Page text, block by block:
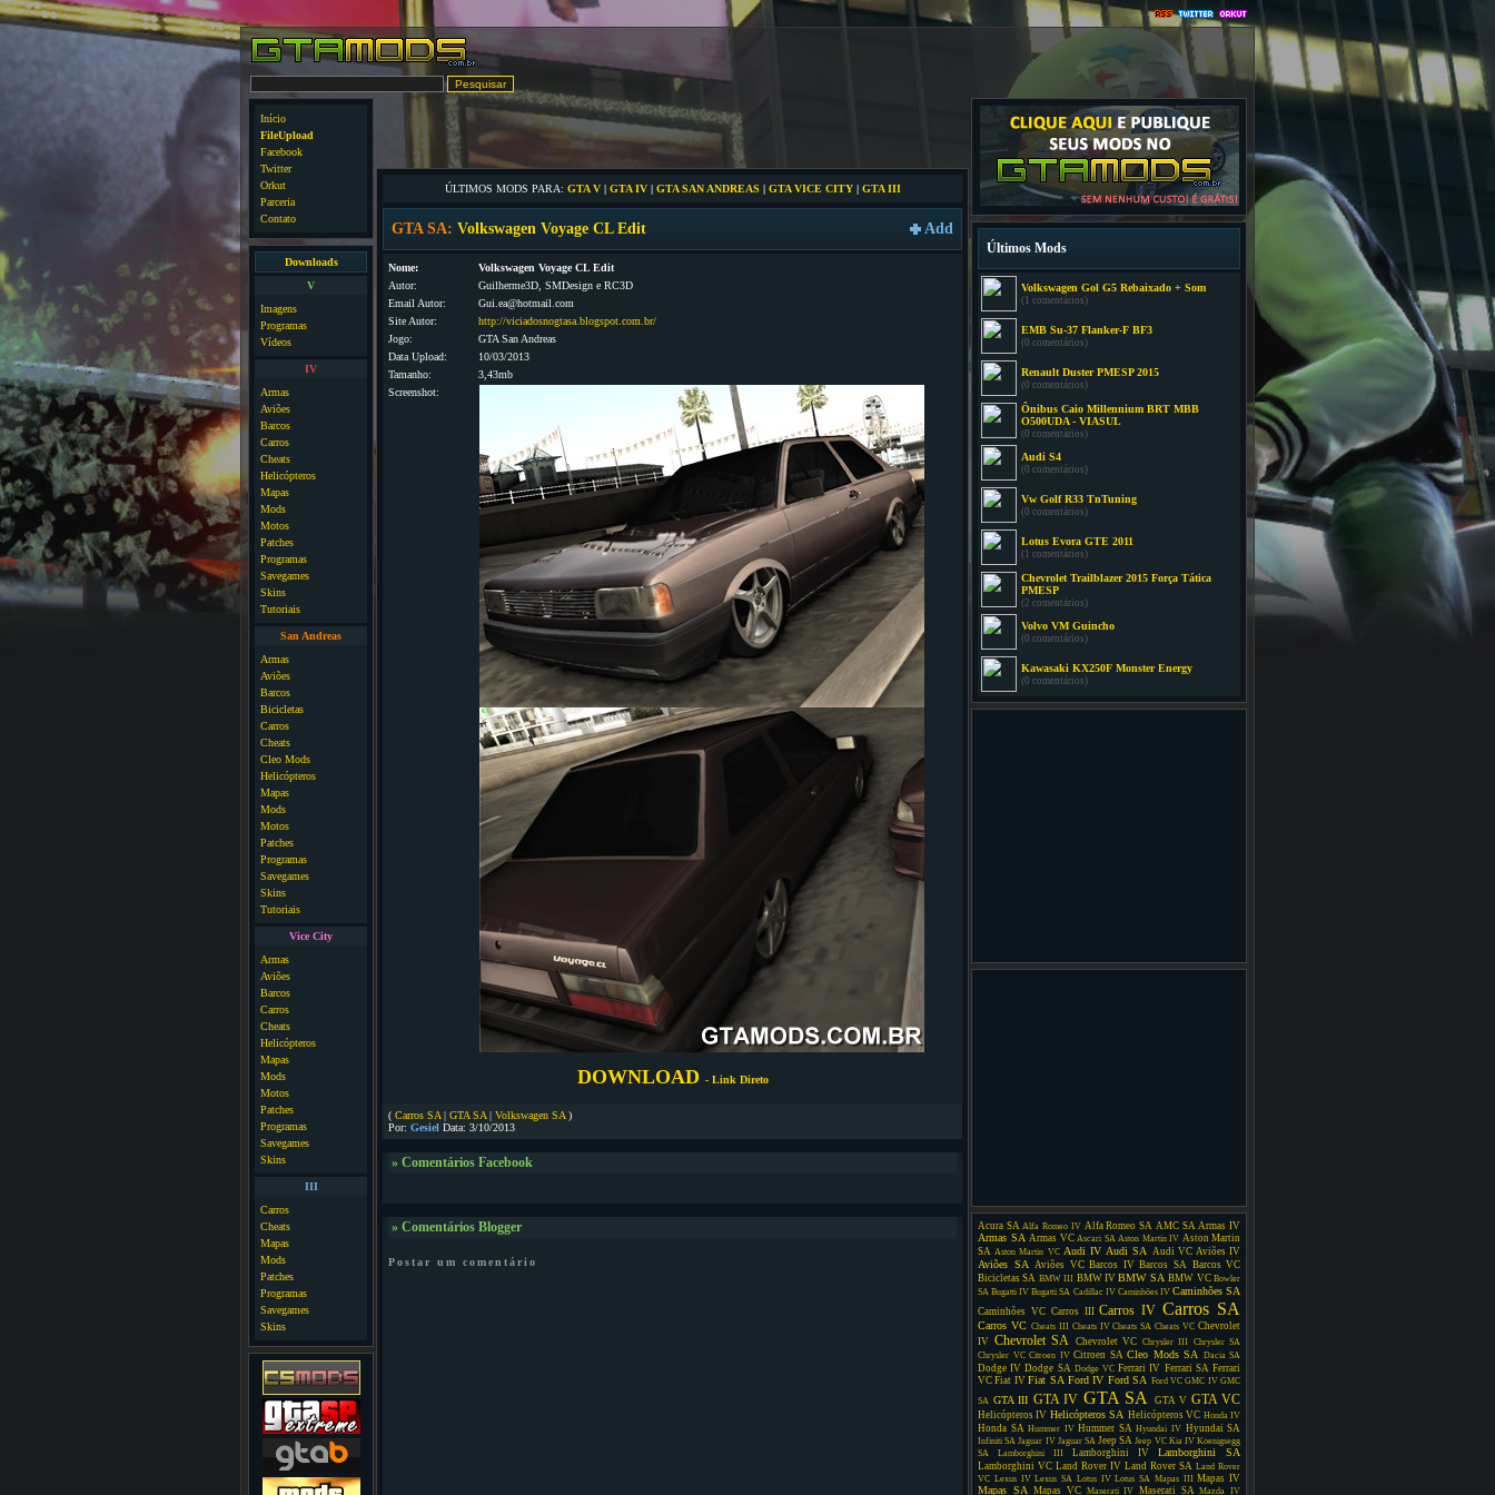
Início
FileUpload
Facebook
Twitter
Orkut
Parceria
Contato
Downloads
V
Imagens
Programas
Vídeos
IV
Armas
Aviões
Barcos
Carros
Cheats
Helicópteros
Mapas
Mods
Motos
Patches
Programas
Savegames
Skins
Tutoriais
San Andreas
Armas
Aviões
Barcos
Bicicletas
Carros
Cheats
Cleo Mods
Helicópteros
Mapas
Mods
Motos
Patches
Programas
Savegames
Skins
Tutoriais
Vice City
Armas
Aviões
Barcos
Carros
Cheats
Helicópteros
Mapas
Mods
Motos
Patches
Programas
Savegames
Skins
III
Carros
Cheats
Mapas
Mods
Patches
Programas
Savegames
Skins
ÚLTIMOS MODS PARA: GTA V| GTA IV| GTA SAN ANDREAS | GTA VICE CITY| GTA III
GTA SA: Volkswagen Voyage CL Edit Add
Nome:
Volkswagen Voyage CL Edit
Autor:
Guilherme3D, SMDesign e RC3D
Email Autor:
Gui.ea@hotmail.com
Site Autor:
http://viciadosnogtasa.blogspot.com.br/
Jogo:
GTA San Andreas
Data Upload:
10/03/2013
Tamanho:
3,43mb
Screenshot:
DOWNLOAD - Link Direto
( Carros SA | GTA SA | Volkswagen SA )
Por: Gesiel Data: 3/10/2013
» Comentários Facebook
» Comentários Blogger
Postar um comentário
Últimos Mods
Volkswagen Gol G5 Rebaixado + Som
(1 comentários)
EMB Su-37 Flanker-F BF3
(0 comentários)
Renault Duster PMESP 2015
(0 comentários)
Ônibus Caio Millennium BRT MBB
O500UDA - VIASUL
(0 comentários)
Audi S4
(0 comentários)
Vw Golf R33 TnTuning
(0 comentários)
Lotus Evora GTE 2011
(1 comentários)
Chevrolet Trailblazer 2015 Força Tática
PMESP
(2 comentários)
Volvo VM Guincho
(0 comentários)
Kawasaki KX250F Monster Energy
(0 comentários)
Acura SA Alfa Romeo IV Alfa Romeo SA AMC SA Armas IV
Armas SA Armas VC Ascari SA Aston Martin IV Aston Martin
SA Aston Martin VC Audi IV Audi SA Audi VC Aviões IV
Aviões SA Aviões VC Barcos IV Barcos SA Barcos VC
Bicicletas SA BMW III BMW IV BMW SA BMW VC Bowler
SA Bugatti IV Bugatti SA Cadillac IV Caminhões IV Caminhões SA
Caminhões VC Carros III Carros IV Carros SA
Carros VC Cheats III Cheats IV Cheats SA Cheats VC Chevrolet
IV Chevrolet SA Chevrolet VC Chrysler III Chrysler SA
Chrysler VC Citroen IV Citroen SA Cleo Mods SA Dacia SA
Dodge IV Dodge SA Dodge VC Ferrari IV Ferrari SA Ferrari
VC Fiat IV Fiat SA Ford IV Ford SA Ford VC GMC IV GMC
SA GTA III GTA IV GTA SA GTA V GTA VC
Helicópteros IV Helicópteros SA Helicópteros VC Honda IV
Honda SA Hummer IV Hummer SA Hyundai IV Hyundai SA
Infiniti SA Jaguar IV Jaguar SA Jeep SA Jeep VC Kia IV Koenigsegg
SA
Lamborghini III Lamborghini IV Lamborghini SA
Lamborghini VC Land Rover IV Land Rover SA Land Rover
VC Lexus IV Lexus SA Lotus IV Lotus SA Mapas III Mapas IV
Mapas SA Mapas VC Maserati IV Maserati SA Mazda IV